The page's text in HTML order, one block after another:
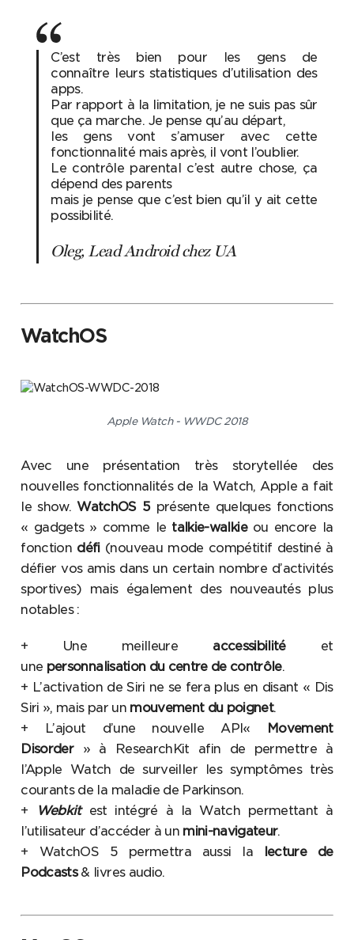
C’est très bien pour les gens de
connaître leurs statistiques d’utilisation des
apps.
Par rapport à la limitation, je ne suis pas sûr
que ça marche. Je pense qu’au départ,
les gens vont s’amuser avec cette
fonctionnalité mais après, il vont l’oublier.
Le contrôle parental c’est autre chose, ça
dépend des parents
mais je pense que c’est bien qu’il y ait cette
possibilité.
Oleg, Lead Android chez UA
WatchOS
Apple Watch - WWDC 2018
Avec une présentation très storytellée des
nouvelles fonctionnalités de la Watch, Apple a fait
le show.WatchOS 5 présente quelques fonctions
« gadgets » comme le talkie-walkie ou encore la
fonction défi (nouveau mode compétitif destiné à
défier vos amis dans un certain nombre d’activités
sportives) mais également des nouveautés plus
notables :
+ Une meilleure accessibilité et
une personnalisation du centre de contrôle.
+ L’activation de Siri ne se fera plus en disant « Dis
Siri », mais par un mouvement du poignet.
+ L’ajout d’une nouvelle API«
Movement
Disorder » à ResearchKit afin de permettre à
l’Apple Watch de surveiller les symptômes très
courants de la maladie de Parkinson.
+
Webkitest intégré à la Watch permettant à
l’utilisateur d’accéder à un mini-navigateur.
+ WatchOS 5 permettra aussi la
lecture de
Podcasts& livres audio.